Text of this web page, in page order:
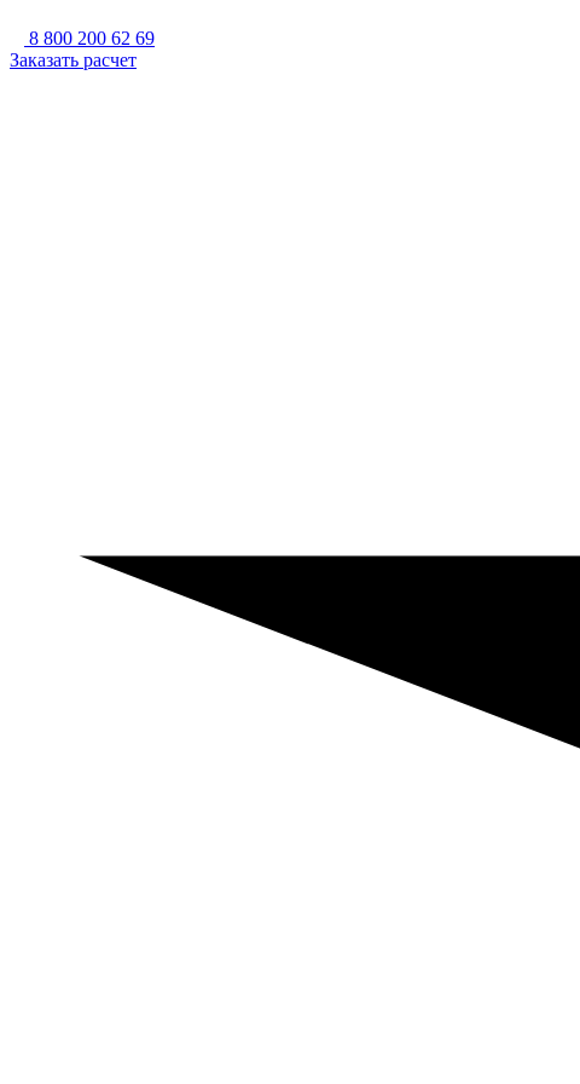
8 800 200 62 69
Заказать расчет